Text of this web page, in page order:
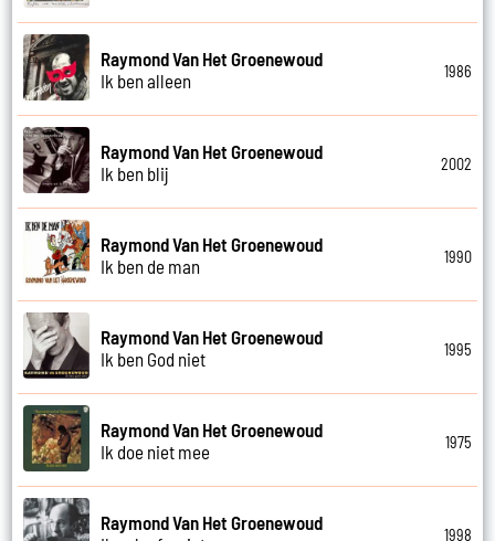
Raymond Van Het Groenewoud
Ik ben alleen
1986
Raymond Van Het Groenewoud
Ik ben blij
2002
Raymond Van Het Groenewoud
Ik ben de man
1990
Raymond Van Het Groenewoud
Ik ben God niet
1995
Raymond Van Het Groenewoud
Ik doe niet mee
1975
Raymond Van Het Groenewoud
1998